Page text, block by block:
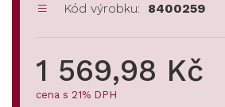
Kód výrobku: 8400259
1 569,98 Kč
cena s 21% DPH